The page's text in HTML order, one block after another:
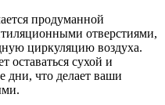
продуманной
отверстиями,
циркуляцию воздуха.
оставаться сухой и
дни, что делает ваши